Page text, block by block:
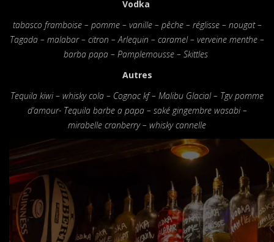
Vodka
tabasco framboise – pomme – vanille – pêche – réglisse – nougat –
Tagada – malabar – citron – Arlequin – caramel – verveine menthe –
barba papa – Pamplemousse – Skittles
Autres
Tequila kiwi – whisky cola – Cognac kf – Malibu Glacial – Tgv pomme
d’amour- Tequila barbe a papa – saké gingembre wasabi –
mirabelle cranberry – whiskycannelle